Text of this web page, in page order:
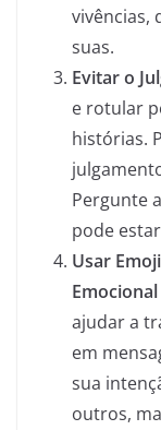
vivências,
suas.
Evitar o
e rotular
histórias.
Pergunte
pode
Usar
ajudar a
em
sua
outros,